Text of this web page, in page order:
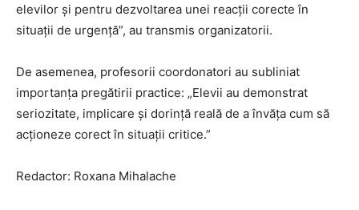
elevilor și pentru dezvoltarea unei reacții corecte în
situații de urgență”, au transmis organizatorii.
De asemenea, profesorii coordonatori au subliniat
importanța pregătirii practice: „Elevii au demonstrat
seriozitate, implicare și dorință reală de a învăța cum să
acționeze corect în situații critice.”
Redactor: Roxana Mihalache